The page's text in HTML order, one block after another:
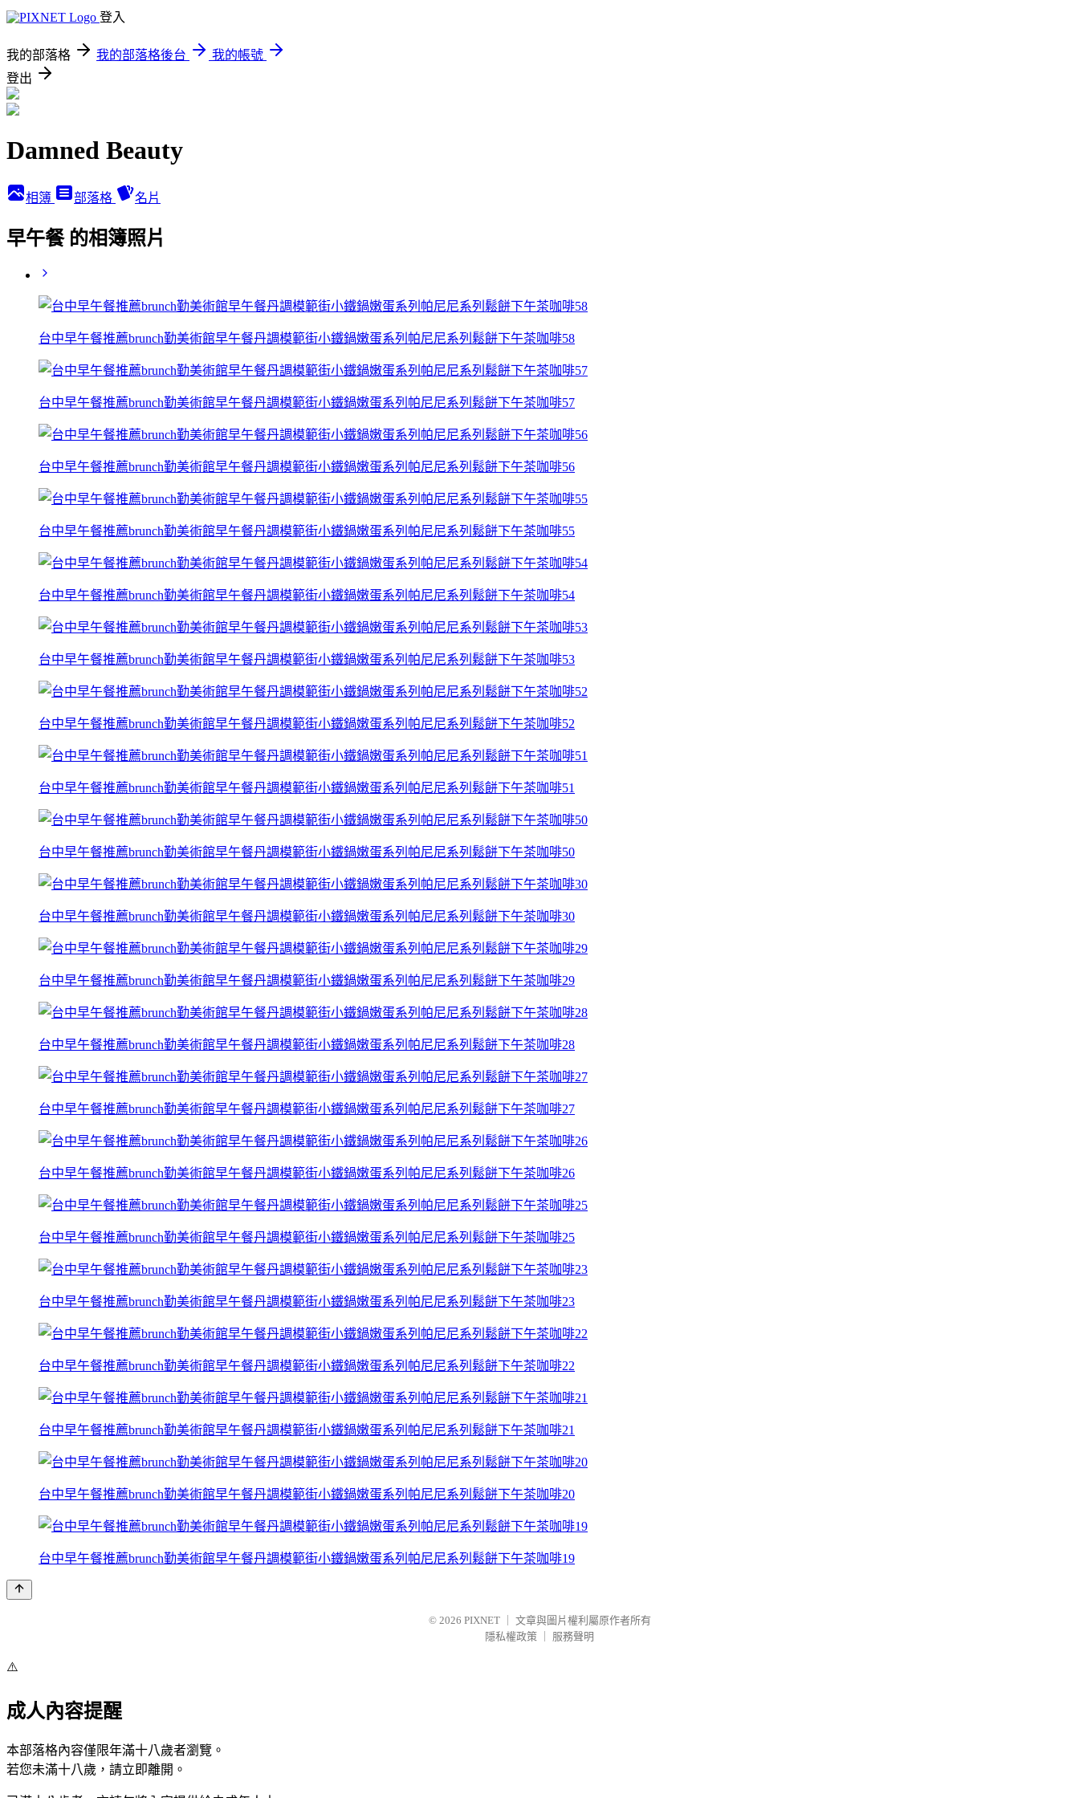
登入
我的部落格 我的部落格後台
我的帳號
登出
Damned Beauty
相簿 部落格 名片
早午餐 的相簿照片
台中早午餐推薦brunch勤美術館早午餐丹調模範街小鐵鍋嫩蛋系列帕尼尼系列鬆餅下午茶咖啡58
台中早午餐推薦brunch勤美術館早午餐丹調模範街小鐵鍋嫩蛋系列帕尼尼系列鬆餅下午茶咖啡57
台中早午餐推薦brunch勤美術館早午餐丹調模範街小鐵鍋嫩蛋系列帕尼尼系列鬆餅下午茶咖啡56
台中早午餐推薦brunch勤美術館早午餐丹調模範街小鐵鍋嫩蛋系列帕尼尼系列鬆餅下午茶咖啡55
台中早午餐推薦brunch勤美術館早午餐丹調模範街小鐵鍋嫩蛋系列帕尼尼系列鬆餅下午茶咖啡54
台中早午餐推薦brunch勤美術館早午餐丹調模範街小鐵鍋嫩蛋系列帕尼尼系列鬆餅下午茶咖啡53
台中早午餐推薦brunch勤美術館早午餐丹調模範街小鐵鍋嫩蛋系列帕尼尼系列鬆餅下午茶咖啡52
台中早午餐推薦brunch勤美術館早午餐丹調模範街小鐵鍋嫩蛋系列帕尼尼系列鬆餅下午茶咖啡51
台中早午餐推薦brunch勤美術館早午餐丹調模範街小鐵鍋嫩蛋系列帕尼尼系列鬆餅下午茶咖啡50
台中早午餐推薦brunch勤美術館早午餐丹調模範街小鐵鍋嫩蛋系列帕尼尼系列鬆餅下午茶咖啡30
台中早午餐推薦brunch勤美術館早午餐丹調模範街小鐵鍋嫩蛋系列帕尼尼系列鬆餅下午茶咖啡29
台中早午餐推薦brunch勤美術館早午餐丹調模範街小鐵鍋嫩蛋系列帕尼尼系列鬆餅下午茶咖啡28
台中早午餐推薦brunch勤美術館早午餐丹調模範街小鐵鍋嫩蛋系列帕尼尼系列鬆餅下午茶咖啡27
台中早午餐推薦brunch勤美術館早午餐丹調模範街小鐵鍋嫩蛋系列帕尼尼系列鬆餅下午茶咖啡26
台中早午餐推薦brunch勤美術館早午餐丹調模範街小鐵鍋嫩蛋系列帕尼尼系列鬆餅下午茶咖啡25
台中早午餐推薦brunch勤美術館早午餐丹調模範街小鐵鍋嫩蛋系列帕尼尼系列鬆餅下午茶咖啡23
台中早午餐推薦brunch勤美術館早午餐丹調模範街小鐵鍋嫩蛋系列帕尼尼系列鬆餅下午茶咖啡22
台中早午餐推薦brunch勤美術館早午餐丹調模範街小鐵鍋嫩蛋系列帕尼尼系列鬆餅下午茶咖啡21
台中早午餐推薦brunch勤美術館早午餐丹調模範街小鐵鍋嫩蛋系列帕尼尼系列鬆餅下午茶咖啡20
台中早午餐推薦brunch勤美術館早午餐丹調模範街小鐵鍋嫩蛋系列帕尼尼系列鬆餅下午茶咖啡19
© 2026 PIXNET
文章與圖片權利屬原作者所有
隱私權政策
服務聲明
⚠️
成人內容提醒
本部落格內容僅限年滿十八歲者瀏覽。
若您未滿十八歲，請立即離開。